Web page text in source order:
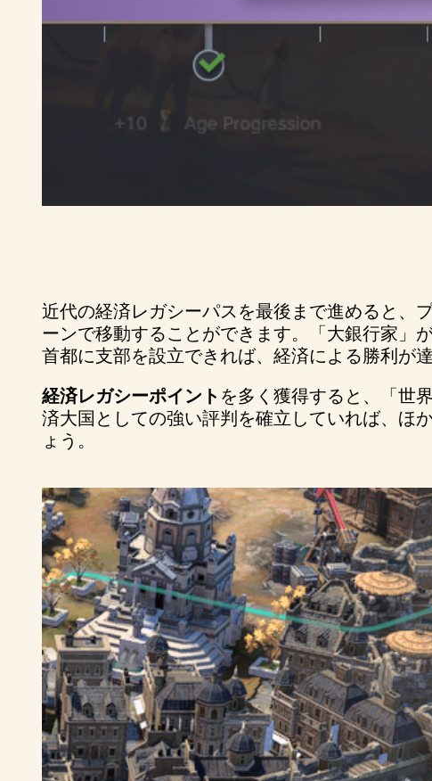
近代の経済レガシーパスを最後まで進めると、
ーンで移動することができます。「大銀行家」
首都に支部を設立できれば、経済による勝利が達
経済レガシーポイントを多く獲得すると、「世
済大国としての強い評判を確立していれば、ほ
ょう。